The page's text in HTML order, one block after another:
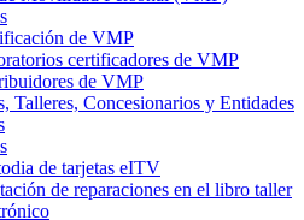
de VMP
certificadores de VMP
de VMP
Talleres, Concesionarios y Entidades
de tarjetas eITV
de reparaciones en el libro taller